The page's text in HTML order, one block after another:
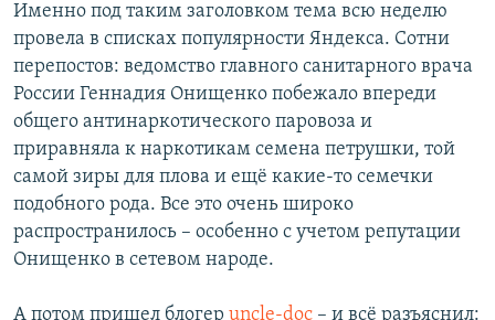
Именно под таким заголовком тема всю неделю
провела в списках популярности Яндекса. Сотни
перепостов: ведомство главного санитарного врача
России Геннадия Онищенко побежало впереди
общего антинаркотического паровоза и
приравняла к наркотикам семена петрушки, той
самой зиры для плова и ещё какие-то семечки
подобного рода. Все это очень широко
распространилось – особенно с учетом репутации
Онищенко в сетевом народе.
А потом пришел блогер uncle-doc – и всё разъяснил: